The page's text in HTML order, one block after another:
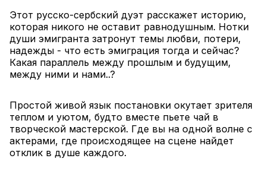
Этот русско-сербский дуэт расскажет историю,
которая никого не оставит равнодушным. Нотки
души эмигранта затронут темы любви, потери,
надежды - что есть эмиграция тогда и сейчас?
Какая параллель между прошлым и будущим,
между ними и нами..?
Простой живой язык постановки окутает зрителя
теплом и уютом, будто вместе пьете чай в
творческой мастерской. Где вы на одной волне с
актерами, где происходящее на сцене найдет
отклик в душе каждого.